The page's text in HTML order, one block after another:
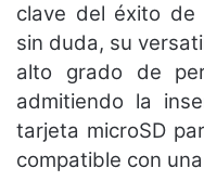
clave del éxito de
sin duda, su
alto grado de
admitiendo la
tarjeta microSD
compatible con